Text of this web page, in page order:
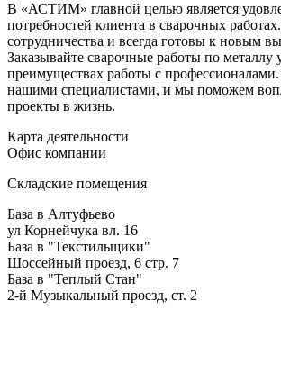
В «АСТИМ» главной целью является
потребностей клиента в сварочных
сотрудничества и всегда готовы к новым
Заказывайте сварочные работы по металлу
преимуществах работы с
нашими специалистами, и мы поможем
проекты в жизнь.
Карта деятельности
Офис компании
Складские помещения
База в Алтуфьево
ул Корнейчука вл. 16
База в "Текстильщики"
Шоссейный проезд, 6 стр. 7
База в "Теплый Стан"
2-й Музыкальный проезд, ст. 2